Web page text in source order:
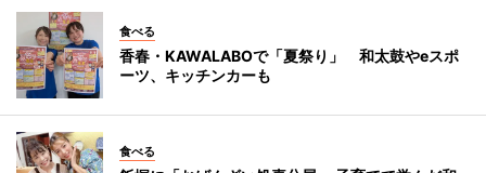
食べる
香春・KAWALABOで「夏祭り」 和太鼓やeスポ
ーツ、キッチンカーも
食べる